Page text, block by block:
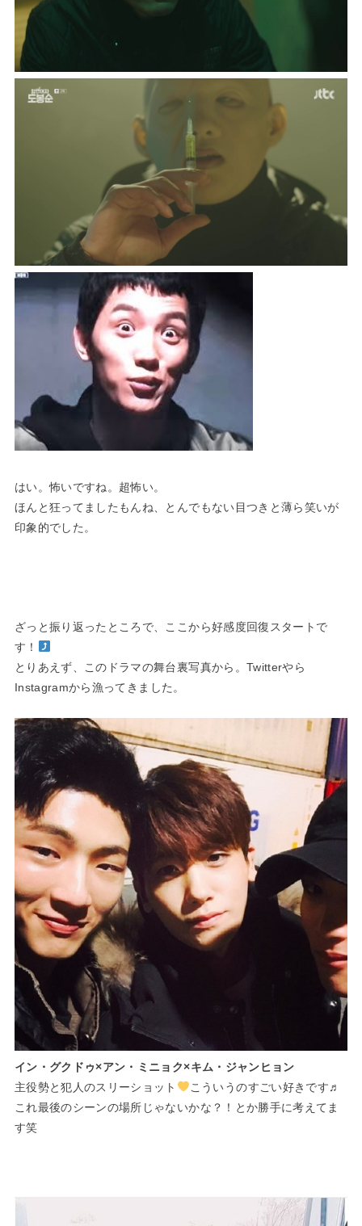
はい。怖いですね。超怖い。
ほんと狂ってましたもんね、とんでもない目つきと薄ら笑いが
印象的でした。
ざっと振り返ったところで、ここから好感度回復スタートで
す！
とりあえず、このドラマの舞台裏写真から。Twitterやら
Instagramから漁ってきました。
イン・グクドゥ×アン・ミニョク×キム・ジャンヒョン
主役勢と犯人のスリーショット
こういうのすごい好きです♬
これ最後のシーンの場所じゃないかな？！とか勝手に考えてま
す笑